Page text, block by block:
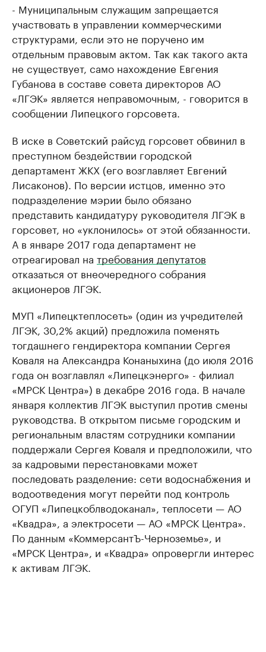
- Муниципальным служащим запрещается
участвовать в управлении коммерческими
структурами, если это не поручено им
отдельным правовым актом. Так как такого акта
не существует, само нахождение Евгения
Губанова в составе совета директоров АО
«ЛГЭК» является неправомочным, - говорится в
сообщении Липецкого горсовета.
В иске в Советский райсуд горсовет обвинил в
преступном бездействии городской
департамент ЖКХ (его возглавляет Евгений
Лисаконов). По версии истцов, именно это
подразделение мэрии было обязано
представить кандидатуру руководителя ЛГЭК в
горсовет, но «уклонилось» от этой обязанности.
А в январе 2017 года департамент не
отреагировал на требования депутатов
отказаться от внеочередного собрания
акционеров ЛГЭК.
МУП «Липецктеплосеть» (один из учредителей
ЛГЭК, 30,2% акций) предложила поменять
тогдашнего гендиректора компании Сергея
Коваля на Александра Конаныхина (до июля 2016
года он возглавлял «Липецкэнерго» - филиал
«МРСК Центра») в декабре 2016 года. В начале
января коллектив ЛГЭК выступил против смены
руководства. В открытом письме городским и
региональным властям сотрудники компании
поддержали Сергея Коваля и предположили, что
за кадровыми перестановками может
последовать разделение: сети водоснабжения и
водоотведения могут перейти под контроль
ОГУП «Липецкоблводоканал», теплосети — АО
«Квадра», а электросети — АО «МРСК Центра».
По данным «КоммерсантЪ-Черноземье», и
«МРСК Центра», и «Квадра» опровергли интерес
к активам ЛГЭК.